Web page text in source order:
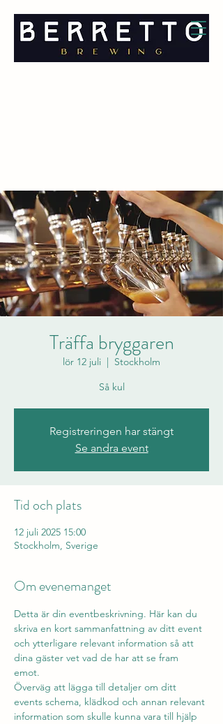
BERRETTO BREWING
Träffa bryggaren
lör 12 juli
  |
Stockholm
Så kul
Registreringen har stängt
Se andra event
Tid och plats
12 juli 2025 15:00
Stockholm, Sverige
Om evenemanget
Detta är din eventbeskrivning. Här kan du
skriva en kort sammanfattning av ditt event
och ytterligare relevant information så att
dina gäster vet vad de har att se fram
emot.
Överväg att lägga till detaljer om ditt
events schema, klädkod och annan relevant
information som skulle kunna vara till hjälp